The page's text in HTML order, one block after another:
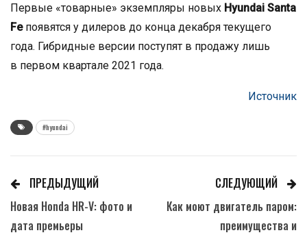
Первые «товарные» экземпляры новых Hyundai Santa
Feпоявятся у дилеров до конца декабря текущего
года. Гибридные версии поступят в продажу лишь
в первом квартале 2021 года.
Источник
#hyundai
ПРЕДЫДУЩИЙ
Новая Honda HR-V: фото и
дата премьеры
СЛЕДУЮЩИЙ
Как моют двигатель паром:
преимущества и